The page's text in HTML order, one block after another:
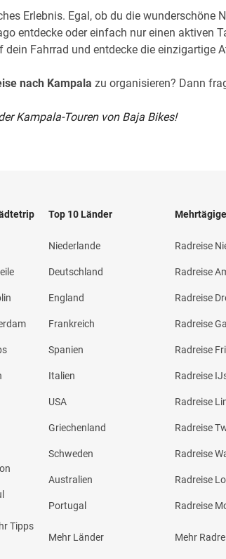
Erlebnis. Egal, ob du die wunderschöne
entdecke oder einfach nur einen aktiven
Fahrrad und entdecke die einzigartige
nach Kampala zu organisieren? Dann
Kampala-Touren von Baja Bikes!
Tipps
Top 10 Länder
Niederlande
Deutschland
England
Frankreich
Spanien
Italien
USA
Griechenland
Schweden
Australien
Portugal
Mehr Länder
Radreise
Radreise
Radreise
Radreise
Radreise
Radreise
Radreise
Radreise
Radreise
Radreise
Radreise
Mehr